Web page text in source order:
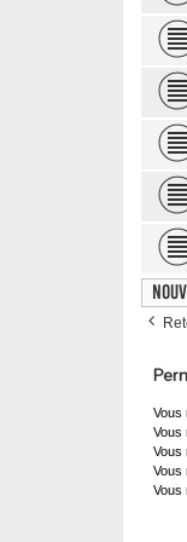
Vous
Vous
Vous
Vous
Vous